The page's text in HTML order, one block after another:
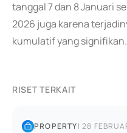
tanggal 7 dan 8 Januari
2026 juga karena
kumulatif yang
RISET TERKAIT
PROPERTY|28